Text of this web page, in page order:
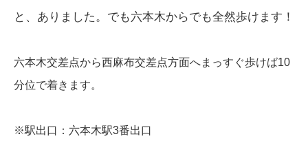
と、ありました。でも六本木からでも全然歩けます！
六本木交差点から西麻布交差点方面へまっすぐ歩けば10
分位で着きます。
※駅出口： 六本木駅3番出口